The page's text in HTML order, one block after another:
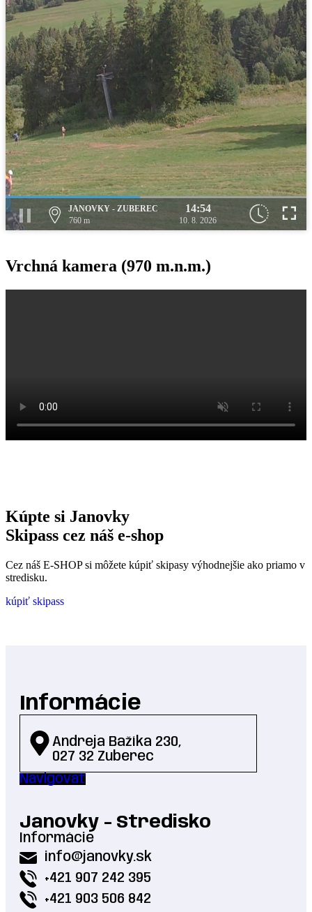
JANOVKY - ZUBEREC
760 m
14:54
10. 8. 2026
Vrchná kamera (970 m.n.m.)
Kúpte si Janovky
Skipass cez náš e-shop
Cez náš E-SHOP si môžete kúpiť skipasy výhodnejšie ako priamo v
stredisku.
kúpiť skipass
Informácie
Andreja Bažíka 230,
027 32 Zuberec
Navigovať
Janovky - Stredisko
Informácie
info@janovky.sk
+421 907 242 395
+421 903 506 842